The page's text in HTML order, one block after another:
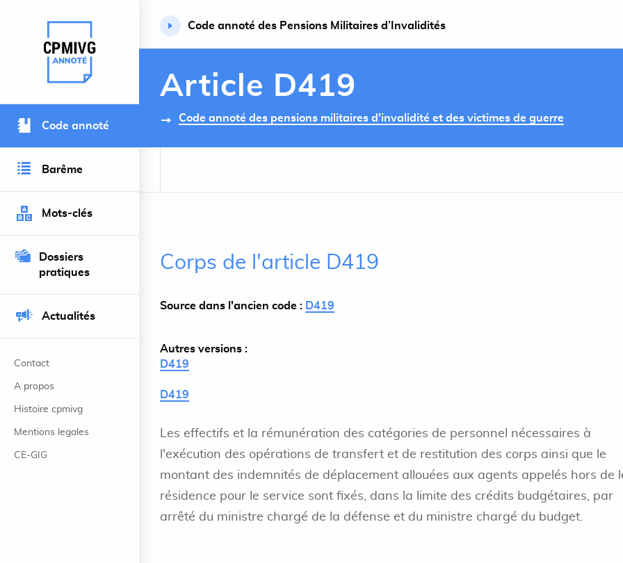
Retour à l’accueil du site
Code annoté
Barême
Mots-clés
Dossiers
pratiques
Actualités
Contact
A propos
Histoire cpmivg
Mentions legales
CE-GIG
Code annoté des Pensions Militaires d’Invalidités
Article D419
Code annoté des pensions militaires d'invalidité et des victimes de guerre
Corps de l'article D419
Source dans l'ancien code : D419
Autres versions :
D419
D419
Les effectifs et la rémunération des catégories de personnel nécessaires à
l'exécution des opérations de transfert et de restitution des corps ainsi que le
montant des indemnités de déplacement allouées aux agents appelés hors de
résidence pour le service sont fixés, dans la limite des crédits budgétaires, par
arrêté du ministre chargé de la défense et du ministre chargé du budget.